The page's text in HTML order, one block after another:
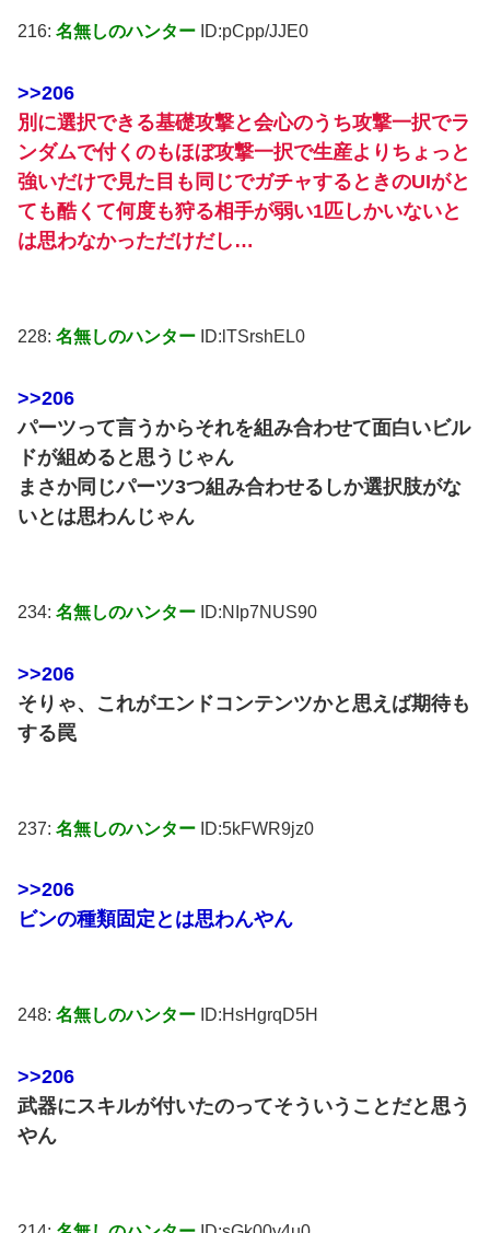
216: 名無しのハンター ID:pCpp/JJE0
>>206
別に選択できる基礎攻撃と会心のうち攻撃一択でラ
ンダムで付くのもほぼ攻撃一択で生産よりちょっと
強いだけで見た目も同じでガチャするときのUIがと
ても酷くて何度も狩る相手が弱い1匹しかいないと
は思わなかっただけだし…
228: 名無しのハンター ID:lTSrshEL0
>>206
パーツって言うからそれを組み合わせて面白いビル
ドが組めると思うじゃん
まさか同じパーツ3つ組み合わせるしか選択肢がな
いとは思わんじゃん
234: 名無しのハンター ID:NIp7NUS90
>>206
そりゃ、これがエンドコンテンツかと思えば期待も
する罠
237: 名無しのハンター ID:5kFWR9jz0
>>206
ビンの種類固定とは思わんやん
248: 名無しのハンター ID:HsHgrqD5H
>>206
武器にスキルが付いたのってそういうことだと思う
やん